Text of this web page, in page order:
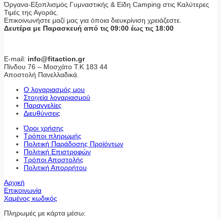
Όργανα-Εξοπλισμός Γυμναστικής & Είδη Camping στις Καλύτερες
Τιμές της Αγοράς.
Επικοινωνήστε μαζί μας για όποια διευκρίνιση χρειάζεστε.
Δευτέρα με Παρασκευή από τις 09:00 έως τις 18:00
E-mail: info@fitaction.gr
Πίνδου 76 – Μοσχάτο Τ.Κ 183 44
Αποστολή Πανελλαδικά.
Ο λογαριασμός μου
Στοιχεία λογαριασμού
Παραγγελίες
Διευθύνσεις
Όροι χρήσης
Τρόποι πληρωμής
Πολιτική Παράδοσης Προϊόντων
Πολιτική Επιστροφών
Τρόποι Αποστολής
Πολιτική Απορρήτου
Αρχική
Επικοινωνία
Χαμένος κωδικός
Πληρωμές με κάρτα μέσω: